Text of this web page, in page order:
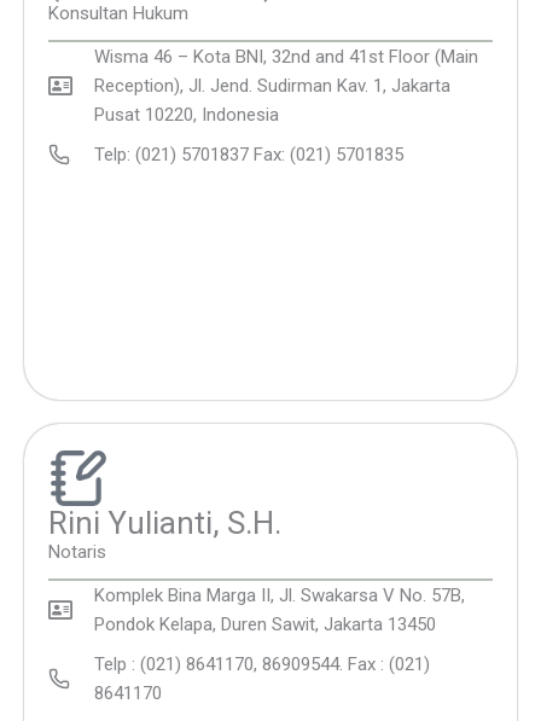
Konsultan Hukum
Wisma 46 – Kota BNI, 32nd and 41st Floor (Main
Reception), Jl. Jend. Sudirman Kav. 1, Jakarta
Pusat 10220, Indonesia
Telp: (021) 5701837 Fax: (021) 5701835
Rini Yulianti, S.H.
Notaris
Komplek Bina Marga II, Jl. Swakarsa V No. 57B,
Pondok Kelapa, Duren Sawit, Jakarta 13450
Telp : (021) 8641170, 86909544. Fax : (021)
8641170